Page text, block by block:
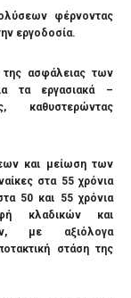
φέρνοντας
εργοδοσία.
της ασφάλειας των
τα εργασιακά –
καθυστερώντας
και μείωση των
στα 55 χρόνια
50 και 55 χρόνια
κλαδικών και
με αξιόλογα
στάση της